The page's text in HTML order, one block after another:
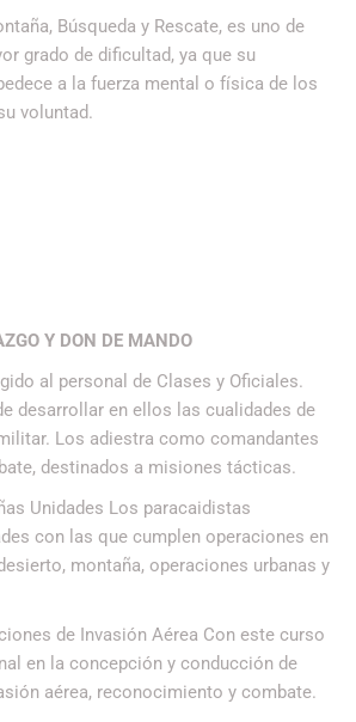
Búsqueda y Rescate, es uno de
grado de dificultad, ya que su
a la fuerza mental o física de los
voluntad.
Y DON DE MANDO
al personal de Clases y Oficiales.
desarrollar en ellos las cualidades de
Los adiestra como comandantes
destinados a misiones tácticas.
Unidades Los paracaidistas
con las que cumplen operaciones en
montaña, operaciones urbanas y
de Invasión Aérea Con este curso
en la concepción y conducción de
aérea, reconocimiento y combate.